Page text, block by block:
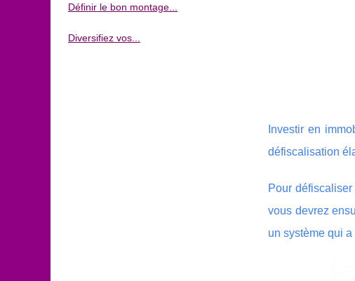
Investir en
défiscalisation
Pour
vous devrez
un système qui
Définir le bon montage...
Diversifiez vos...